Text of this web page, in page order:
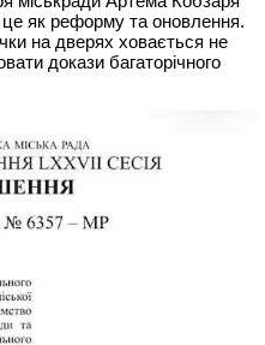
як реформу та оновлення.
на дверях ховається не
докази багаторічного